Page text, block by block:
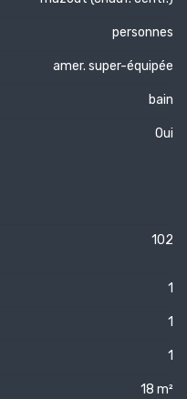
personnes
amer. super-équipée
bain
Oui
102
1
1
1
18 m²